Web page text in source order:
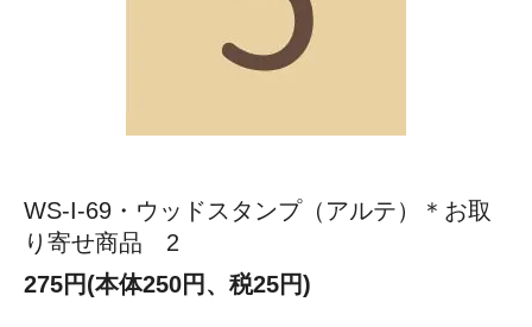
WS-I-69・ウッドスタンプ（アルテ）＊お取
り寄せ商品 2
275円(本体250円、税25円)